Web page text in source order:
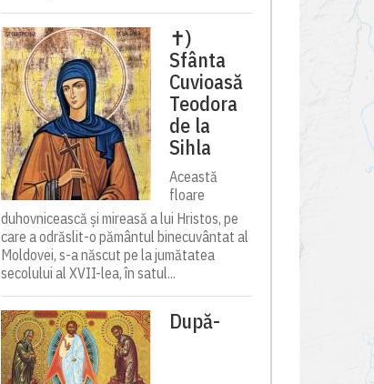
✝)
Sfânta
Cuvioasă
Teodora
de la
Sihla
Această
floare
duhovnicească și mireasă a lui Hristos, pe
care a odrăslit-o pământul binecuvântat al
Moldovei, s-a născut pe la jumătatea
secolului al XVII-lea, în satul...
După-